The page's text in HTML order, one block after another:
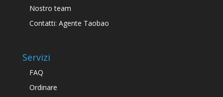
Nostro team
Contatti: Agente Taobao
Servizi
FAQ
Ordinare